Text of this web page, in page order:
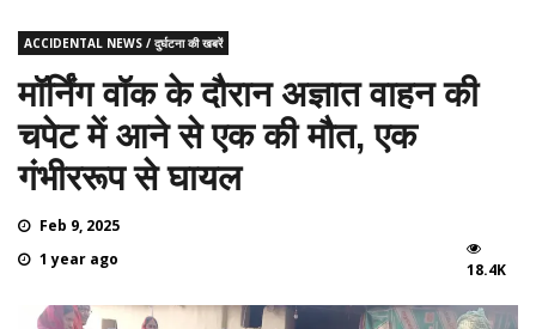
ACCIDENTAL NEWS / दुर्घटना की खबरें
मॉर्निंग वॉक के दौरान अज्ञात वाहन की
चपेट में आने से एक की मौत, एक
गंभीररूप से घायल
Feb 9, 2025
1 year ago
18.4K